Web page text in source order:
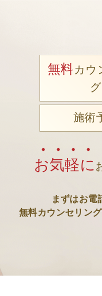
無料カウ
グ
施術
お気軽に
まずはお電
無料カウンセリン